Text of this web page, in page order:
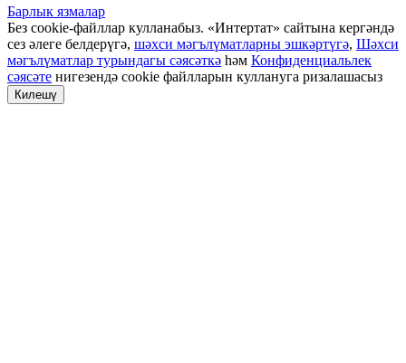
Барлык язмалар
Без cookie-файллар кулланабыз. «Интертат» сайтына кергәндә
сез әлеге белдерүгә, шәхси мәгълүматларны эшкәртүгә, Шәхси
мәгълүматлар турындагы сәясәткә һәм Конфиденциальлек
сәясәте нигезендә cookie файлларын куллануга ризалашасыз
Килешү